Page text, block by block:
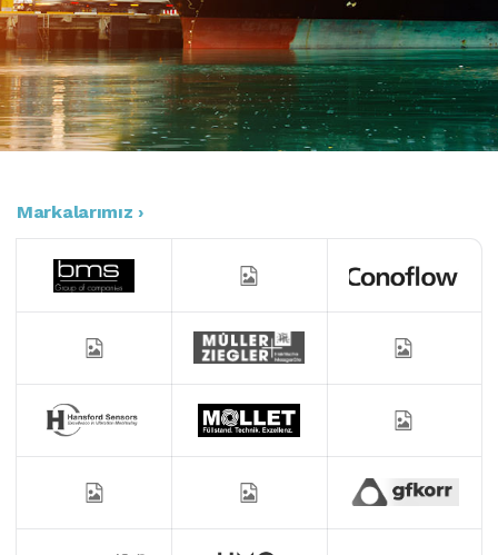
Markalarımız ›